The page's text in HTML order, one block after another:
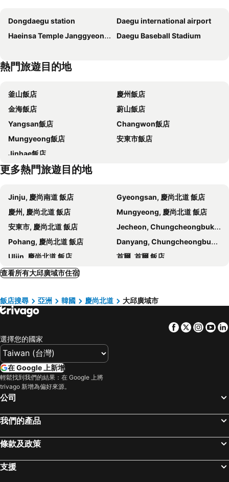
JB Tourist Hotel
Daegu Union Tourist Hotel
Hotel Interburgo Daegu
Eldis Regent Hotel
Hotel Yeogiuhtte SeoDaegu
February Hotel SeongSeo
Hera Hotel
Daegu February Hotel Suseong
AW Hotel
Brown Dot Hotel Seong Seo
Gyeongs Hostel
Soho Hotel Airport
Queen Vell & Wedding
Ariana Hotel
Daegu Grand Hotel
Daegu February Hotel Hwanggeum
hotel 5wol
Daegu Billion Western Hotel
Daegu February Hotel DongdaeguStation
Esia hotel
Gout Stay
Brown-Dot Hotel Dongchon Amusement Park
Instar
Daegu Exco Hotel Pied Exco
Hotel Laonzena
Hotel February Hwanggeum
Wawa Motel
Dongdaegu station
Daegu international airport
Haeinsa Temple Janggyeong Panjeon the Depositories for the Tripitaka Koreana Woodblocks
Daegu Baseball Stadium
熱門旅遊目的地
釜山飯店
慶州飯店
金海飯店
蔚山飯店
Yangsan飯店
Changwon飯店
Mungyeong飯店
安東市飯店
Jinhae飯店
更多熱門旅遊目的地
Jinju, 慶尚南道 飯店
Gyeongsan, 慶尚北道 飯店
慶州, 慶尚北道 飯店
Mungyeong, 慶尚北道 飯店
安東市, 慶尚北道 飯店
Jecheon, Chungcheongbuk-do 飯店
Pohang, 慶尚北道 飯店
Danyang, Chungcheongbuk-do 飯店
Uljin, 慶尚北道 飯店
首爾, 首爾 飯店
釜山, 慶尚南道 飯店
Cheongju, Chungcheongbuk-do 飯店
水原市, 京畿道 飯店
Gimpo, 京畿道 飯店
查看所有大邱廣域市住宿
飯店搜尋 亞洲 韓國 慶尚北道 大邱廣域市
Facebook
Twitter
選擇您的國家
在 Google 上新增
輕鬆找到我們的結果：在 Google 上將
trivago 新增為偏好來源。
公司
我們的產品
條款及政策
支援